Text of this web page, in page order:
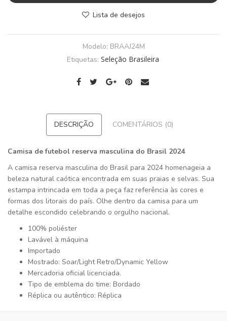
Lista de desejos
Modelo: BRAAJ24M
Etiquetas: Seleção Brasileira
DESCRIÇÃO COMENTÁRIOS (0)
Camisa de futebol reserva masculina do Brasil 2024
A camisa reserva masculina do Brasil para 2024 homenageia a
beleza natural caótica encontrada em suas praias e selvas. Sua
estampa intrincada em toda a peça faz referência às cores e
formas dos litorais do país. Olhe dentro da camisa para um
detalhe escondido celebrando o orgulho nacional.
100% poliéster
Lavável à máquina
Importado
Mostrado: Soar/Light Retro/Dynamic Yellow
Mercadoria oficial licenciada.
Tipo de emblema do time: Bordado
Réplica ou autêntico: Réplica